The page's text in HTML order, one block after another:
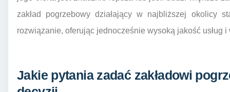
zakład pogrzebowy działający w najbliższej okolicy
rozwiązanie, oferując jednocześnie wysoką jakość usług
Jakie pytania zadać zakładowi